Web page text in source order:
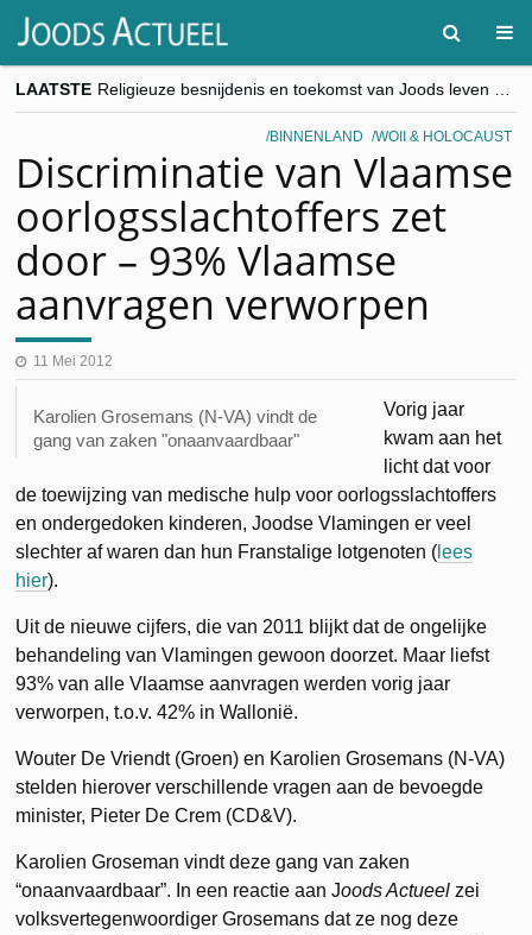
LAATSTE
“Besnijdenisdebat toont hoe moeilijk seculiere Westen minderheden begrijpt”, Jinnih Beels (Vooruit)
CITYTRIP | ROEMENIË – Boekarest: de verrassing van Oost-Europa
goKosher lanceert nieuwe website en samenwerking met Mishpacha voor kosher travel en simchas wereldwijd
BINNENLAND WOII & HOLOCAUST
Discriminatie van Vlaamse
oorlogsslachtoffers zet
door – 93% Vlaamse
aanvragen verworpen
11 Mei 2012
Karolien Grosemans (N-VA) vindt de
gang van zaken "onaanvaardbaar"
Vorig jaar
kwam aan het
licht dat voor
de toewijzing van medische hulp voor oorlogsslachtoffers
en ondergedoken kinderen, Joodse Vlamingen er veel
slechter af waren dan hun Franstalige lotgenoten ( lees
hier).
Uit de nieuwe cijfers, die van 2011 blijkt dat de ongelijke
behandeling van Vlamingen gewoon doorzet. Maar liefst
93% van alle Vlaamse aanvragen werden vorig jaar
verworpen, t.o.v. 42% in Wallonië.
Wouter De Vriendt (Groen) en Karolien Grosemans (N-VA)
stelden hierover verschillende vragen aan de bevoegde
minister, Pieter De Crem (CD&V).
Karolien Groseman vindt deze gang van zaken
“onaanvaardbaar”. In een reactie aan Joods Actueel zei
volksvertegenwoordiger Grosemans dat ze nog deze